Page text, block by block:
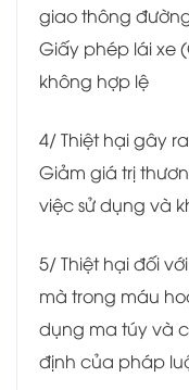
giao thông
Giấy phép lái xe
không hợp lệ
4/ Thiệt hại gây
Giảm giá trị
việc sử dụng và
5/ Thiệt hại đối
mà trong máu
dụng ma túy và
định của pháp